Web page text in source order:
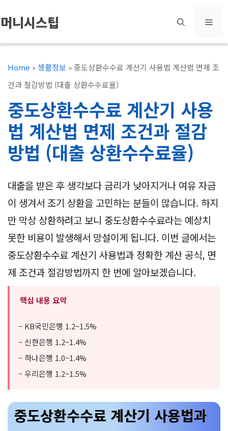
텐
츠
머니시스팁 메
Home »생활정보 »중도상환수수료 계산기 사용법 계산법 면제 조
건과 절감방법 (대출 상환수수료율)
중도상환수수료 계산기 사용
법 계산법 면제 조건과 절감
방법 (대출 상환수수료율)
대출을 받은 후 생각보다 금리가 낮아지거나 여유 자금
이 생겨서 조기 상환을 고민하는 분들이 많습니다. 하지
만 막상 상환하려고 보니 중도상환수수료라는 예상치
못한 비용이 발생해서 망설이게 됩니다. 이번 글에서는
중도상환수수료 계산기 사용법과 정확한 계산 공식, 면
제 조건과 절감방법까지 한 번에 알아보겠습니다.
핵심 내용 요약
– KB국민은행 1.2~1.5%
– 신한은행 1.2~1.4%
– 하나은행 1.0~1.4%
– 우리은행 1.2~1.5%
중도상환수수료 계산기 사용법과